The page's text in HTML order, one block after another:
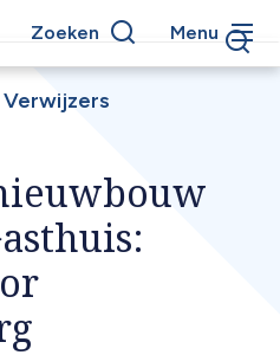
Zoeken Menu